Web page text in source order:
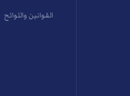
القوانين واللوائح